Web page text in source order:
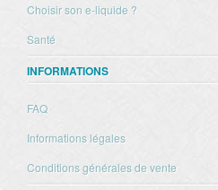
Choisir son e-liquide ?
Santé
INFORMATIONS
FAQ
Informations légales
Conditions générales de vente